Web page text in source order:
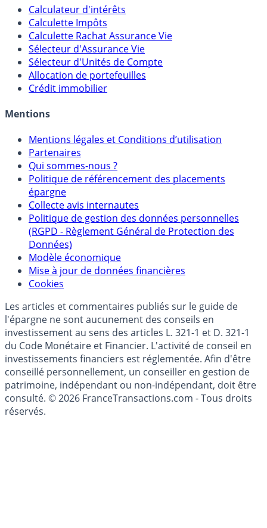
Outils
Calculateur d'intérêts
Calculette Impôts
Calculette Rachat Assurance Vie
Sélecteur d'Assurance Vie
Sélecteur d'Unités de Compte
Crédit immobilier
Mentions
Mentions légales et Conditions d’utilisation
Partenaires
Qui sommes-nous ?
Politique de référencement des placements
épargne
Collecte avis internautes
Politique de gestion des données personnelles
(RGPD - Règlement Général de Protection des
Données)
Modèle économique
Cookies
Les articles et commentaires publiés sur le guide de
l'épargne ne sont aucunement des conseils en
investissement au sens des articles L. 321-1 et D. 321-1
du Code Monétaire et Financier. L'activité de conseil en
investissements financiers est réglementée. Afin d'être
conseillé personnellement, un conseiller en gestion de
patrimoine, indépendant ou non-indépendant, doit être